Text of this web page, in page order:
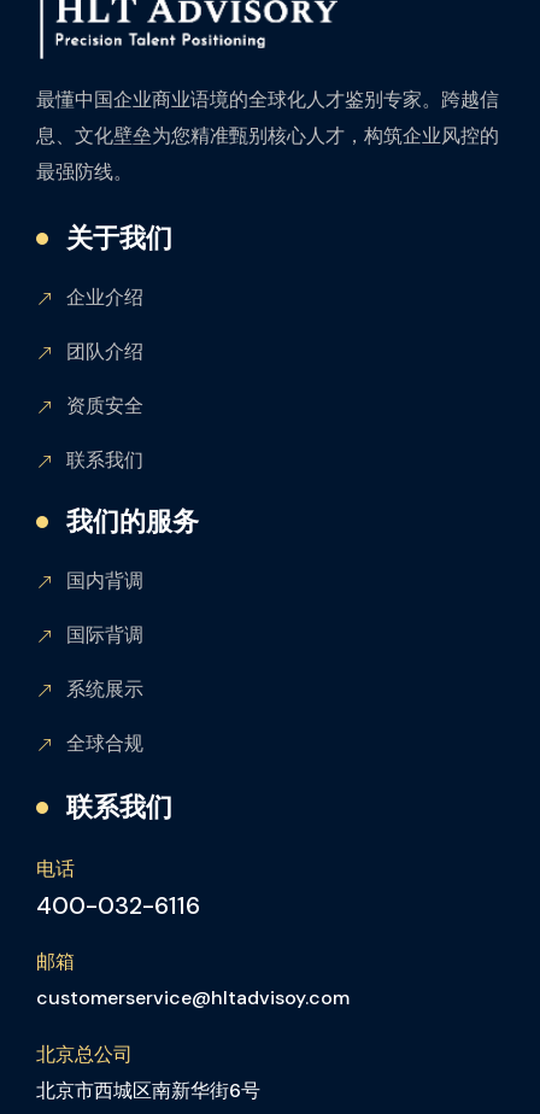
最懂中国企业商业语境的全球化人才鉴别专家。跨越信
息、文化壁垒为您精准甄别核心人才，构筑企业风控的
最强防线。
关于我们
企业介绍
团队介绍
资质安全
联系我们
我们的服务
国内背调
国际背调
系统展示
全球合规
联系我们
电话
400-032-6116
邮箱
customerservice@hltadvisoy.com
北京总公司
北京市西城区南新华街6号